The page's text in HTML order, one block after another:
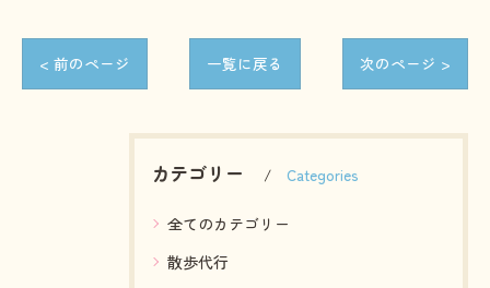
< 前のページ 一覧に戻る 次のページ >
カテゴリー Categories
全てのカテゴリー
散歩代行